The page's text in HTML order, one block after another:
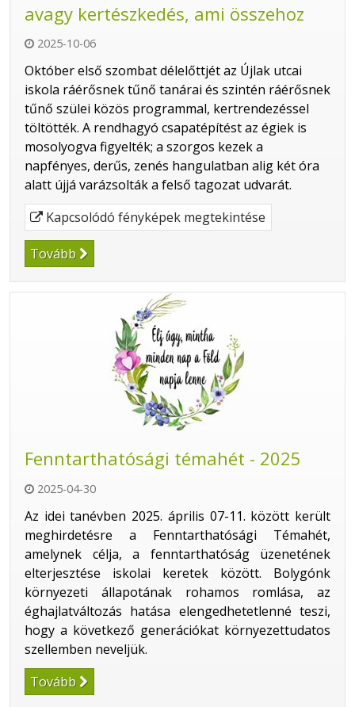
avagy kertészkedés, ami összehoz
2025-10-06
Október első szombat délelőttjét az Újlak utcai
iskola ráérősnek tűnő tanárai és szintén ráérősnek
tűnő szülei közös programmal, kertrendezéssel
töltötték. A rendhagyó csapatépítést az égiek is
mosolyogva figyelték; a szorgos kezek a
napfényes, derűs, zenés hangulatban alig két óra
alatt újjá varázsolták a felső tagozat udvarát.
Kapcsolódó fényképek megtekintése
Tovább
Fenntarthatósági témahét - 2025
2025-04-30
Az idei tanévben 2025. április 07-11. között került
meghirdetésre a Fenntarthatósági Témahét,
amelynek célja, a fenntarthatóság üzenetének
elterjesztése iskolai keretek között. Bolygónk
környezeti állapotának rohamos romlása, az
éghajlatváltozás hatása elengedhetetlenné teszi,
hogy a következő generációkat környezettudatos
szellemben neveljük.
Tovább